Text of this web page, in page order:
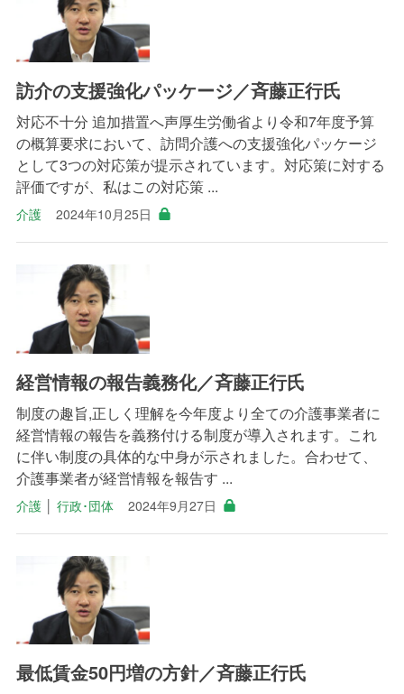
訪介の支援強化パッケージ／斉藤正行氏
対応不十分 追加措置へ声厚生労働省より令和7年度予算
の概算要求において、訪問介護への支援強化パッケージ
として3つの対応策が提示されています。対応策に対する
評価ですが、私はこの対応策 ...
介護 2024年10月25日
経営情報の報告義務化／斉藤正行氏
制度の趣旨,正しく理解を今年度より全ての介護事業者に
経営情報の報告を義務付ける制度が導入されます。これ
に伴い制度の具体的な中身が示されました。合わせて、
介護事業者が経営情報を報告す ...
介護│ 行政･団体 2024年9月27日
最低賃金50円増の方針／斉藤正行氏